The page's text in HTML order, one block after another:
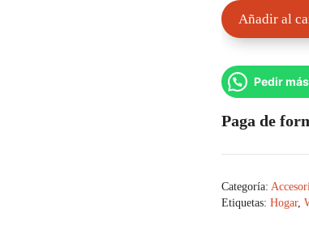
Mancuernas
Weider
En
Caucho
Lbs
cantidad
Añadir al
Pedir
Paga de
Categoría:
Etiquetas: Hogar,